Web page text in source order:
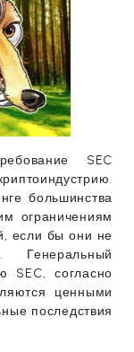
SEC
большинства
ограничениям
если бы они не
Генеральный
SEC, согласно
ценными
последствия